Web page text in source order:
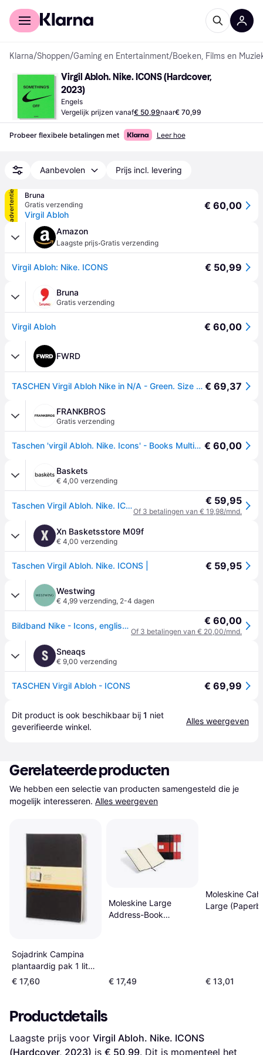
Voor shoppers
Klarna/Shoppen/Gaming en Entertainment/Boeken, Films en
Virgil Abloh. Nike. ICONS (Hardcover,
2023)
Engels
Vergelijk prijzen vanaf€ 50,99naar€ 70,99
Probeer flexibele betalingen met Leer hoe
Aanbevolen Prijs incl. levering
advertentie
Bruna
Gratis verzending
Virgil Abloh
€ 60,00
Amazon
Laagste prijs·Gratis verzending
Virgil Abloh: Nike. ICONS € 50,99
Bruna
Gratis verzending
Virgil Abloh € 60,00
FWRD
TASCHEN Virgil Abloh Nike in N/A - Green. Size all. € 69,37
FRANKBROS
Gratis verzending
Taschen 'virgil Abloh. Nike. Icons' - Books Multicolour Uni € 60,00
Baskets
€ 4,00 verzending
Taschen Virgil Abloh. Nike. ICONS | € 59,95
Of 3 betalingen van € 19,98/mnd.
X Xn Basketsstore M09f
€ 4,00 verzending
Taschen Virgil Abloh. Nike. ICONS | € 59,95
Westwing
€ 4,99 verzending, 2-4 dagen
Bildband Nike - Icons, englische Ausgabe € 60,00
Of 3 betalingen van € 20,00/mnd.
S Sneaqs
€ 9,00 verzending
TASCHEN Virgil Abloh - ICONS € 69,99
Dit product is ook beschikbaar bij 1 niet
geverifieerde winkel.
Alles weergeven
Gerelateerde producten
We hebben een selectie van producten samengesteld die je
mogelijk interesseren. Alles weergeven
Sojadrink Campina
plantaardig pak 1 liter
(Hardcover,
Paperback, 2009)
€ 17,60
Moleskine Large
Address-Book
€ 17,49
Moleskine
Large
€ 13,01
Productdetails
Laagste prijs voor Virgil Abloh. Nike. ICONS
(Hardcover, 2023) is € 50,99. Dit is momenteel het